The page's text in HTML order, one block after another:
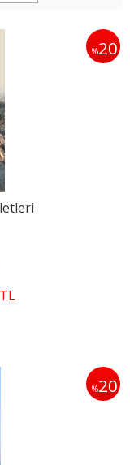
%20
TL
%20